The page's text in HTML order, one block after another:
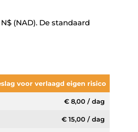
(NAD). De standaard
voor verlaagd eigen risico
€ 8,00 / dag
€ 15,00 / dag